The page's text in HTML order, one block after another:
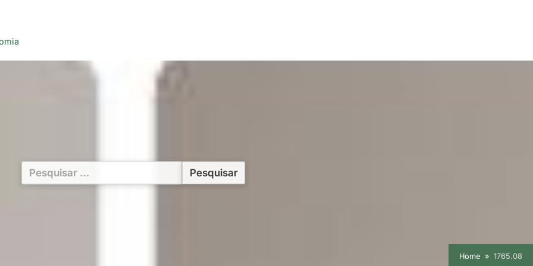
Pesquisar
por:
Home 1765.08